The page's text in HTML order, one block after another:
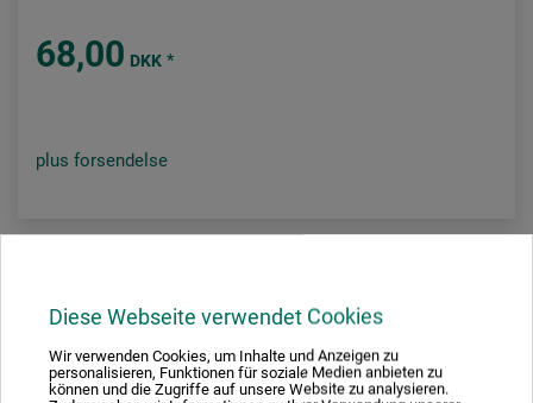
Diese Webseite verwendet Cookies
Wir verwenden Cookies, um Inhalte und Anzeigen zu
personalisieren, Funktionen für soziale Medien anbieten zu
können und die Zugriffe auf unsere Website zu analysieren.
68,00 DKK *
plus forsendelse